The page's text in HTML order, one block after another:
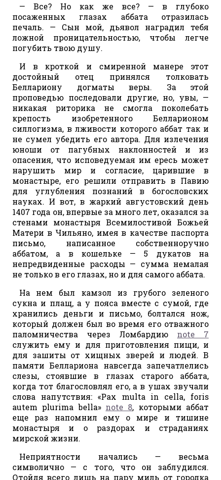
— Все? Но как же все? — в глубоко
посаженных глазах аббата отразилась
печаль. — Сын мой, дьявол наградил тебя
ложной проницательностью, чтобы легче
погубить твою душу.
И в кроткой и смиренной манере этот
достойный отец принялся толковать
Беллариону догматы веры. За этой
проповедью последовали другие, но, увы, —
никакая риторика не смогла поколебать
крепость изобретенного Белларионом
силлогизма, в лживости которого аббат так и
не сумел убедить его автора. Для излечения
юноши от пагубных наклонностей и из
опасения, что исповедуемая им ересь может
нарушить мир и согласие, царившие в
монастыре, его решили отправить в Павию
для углубления познаний в богословских
науках. И вот, в жаркий августовский день
1407 года он, впервые за много лет, оказался за
стенами монастыря Всемилостивой Божьей
Матери в Чильяно, имея в качестве паспорта
письмо, написанное собственноручно
аббатом, а в кошельке — 5 дукатов на
непредвиденные расходы — сумма немалая
не только в его глазах, но и для самого аббата.
На нем был камзол из грубого зеленого
сукна и плащ, а у пояса вместе с сумой, где
хранились деньги и письмо, болтался нож,
который должен был во время его отважного
паломничества через Ломбардию note 7
служить ему и для приготовления пищи, и
для зашиты от хищных зверей и людей. В
памяти Беллариона навсегда запечатлелись
слезы, стоявшие в глазах старого аббата,
когда тот благословлял его, а в ушах звучали
слова напутствия: «Pax multa in cella, foris
autem plurima bella» note 8, которыми аббат
еще раз напомнил ему о мире и тишине
монастыря и о раздорах и страданиях
мирской жизни.
Неприятности начались — весьма
символично — с того, что он заблудился.
Отойдя всего лишь на пару миль от городка